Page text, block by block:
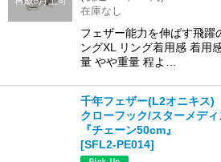
在庫なし
フェザー能力を伸ばす飛躍
ングXL リング着用感 着用
量 やや重量 程よ…
千年フェザー(L2オニキス)
クローフック/スターメデ
『チェーン50cm』
[SFL2-PE014]